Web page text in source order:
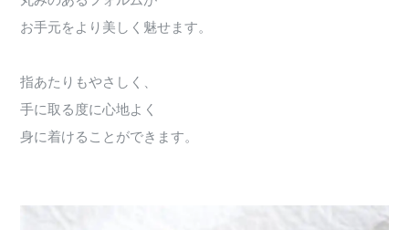
お手元をより美しく魅せます。
指あたりもやさしく、
手に取る度に心地よく
身に着けることができます。